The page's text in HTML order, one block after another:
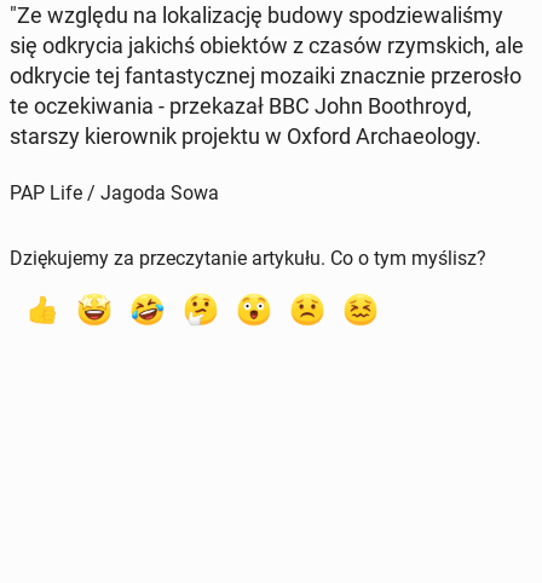
"Ze względu na lo­ka­li­za­cję budowy spo­dzie­wa­li­śmy
się od­kry­cia jakichś obiek­tów z czasów rzym­skich, ale
od­kry­cie tej fan­ta­stycz­nej mozaiki znacz­nie prze­ro­sło
te ocze­ki­wa­nia - prze­ka­zał BBC John Bo­oth­royd,
starszy kie­row­nik pro­jek­tu w Oxford Ar­cha­eolo­gy.
PAP Life / Jagoda Sowa
Dziękujemy za przeczytanie artykułu. Co o tym myślisz?